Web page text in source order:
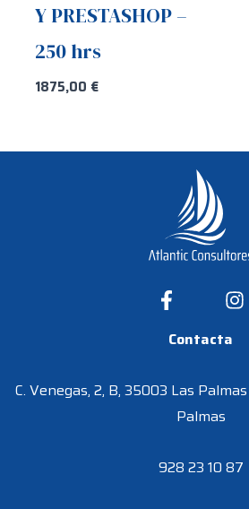
Y PRESTASHOP –
250 hrs
1875,00 €
Contacta
C. Venegas, 2, B, 35003 Las
Palmas
928 23 10 87